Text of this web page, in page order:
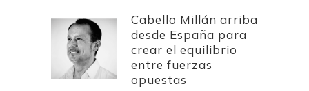
Cabello Millán arriba
desde España para
crear el equilibrio
entre fuerzas
opuestas